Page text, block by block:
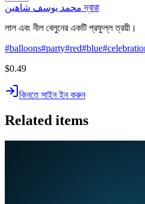
محمد يوسف شاهين দ্বারা
লাল এবং নীল বেলুনের একটি প্রফুল্ল ত্রয়ী।
#balloons#party#red#blue#
$0.49
কিনতে সাইন ইন করুন
Related items